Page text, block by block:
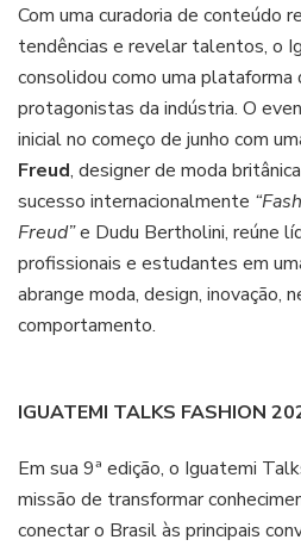
Com uma curadoria de conteúdo
tendências e revelar talentos, o
consolidou como uma
protagonistas da indústria. O
inicial no começo de junho com
Freud, designer de moda
sucesso internacionalmente
Freud”e Dudu Bertholini, reúne
profissionais e estudantes em
abrange moda, design, inovação,
comportamento.
IGUATEMI TALKS FASHION
Em sua 9ª edição, o Iguatemi
missão de transformar
conectar o Brasil às principais